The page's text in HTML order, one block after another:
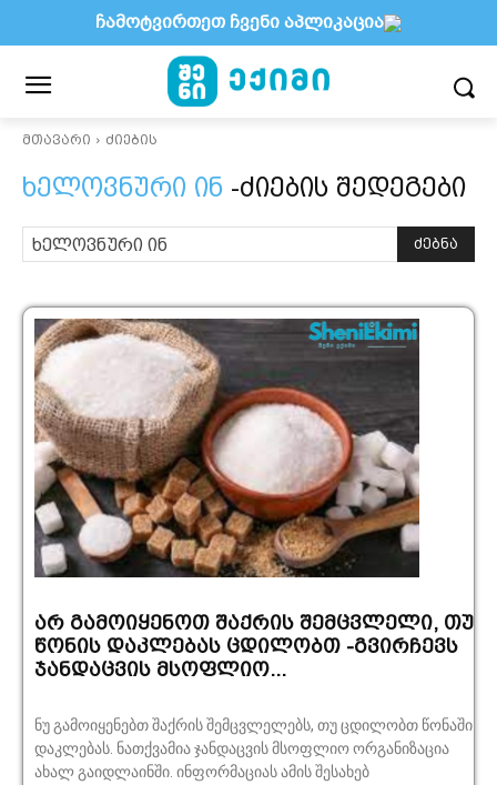
მთავარი ძიების
ხელოვნური ინ -ძიების შედეგები
ძებნა
არ გამოიყენოთ შაქრის შემცვლელი, თუ
წონის დაკლებას ცდილობთ -გვირჩევს
ჯანდაცვის მსოფლიო...
ნუ გამოიყენებთ შაქრის შემცვლელებს, თუ ცდილობთ წონაში
დაკლებას. ნათქვამია ჯანდაცვის მსოფლიო ორგანიზაცია
ახალ გაიდლაინში. ინფორმაციას ამის შესახებ
ჩამოტვირთეთ ჩვენი აპლიკაცია